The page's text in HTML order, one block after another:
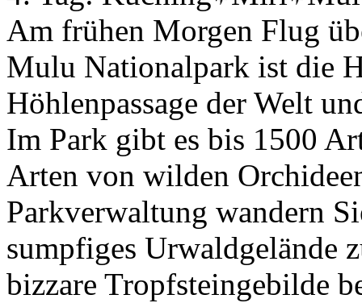
Am frühen Morgen Flug
Mulu Nationalpark ist die
Höhlenpassage der Welt
Im Park gibt es bis 1500
Arten von wilden
Parkverwaltung wandern
sumpfiges Urwaldgelände
bizzare Tropfsteingebilde